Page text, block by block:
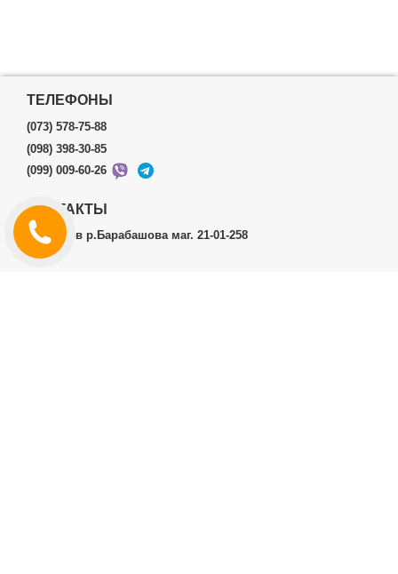
ТЕЛЕФОНЫ
(073) 578-75-88
(098) 398-30-85
(099) 009-60-26
КОНТАКТЫ
г.Харьков р.Барабашова маг. 21-01-258